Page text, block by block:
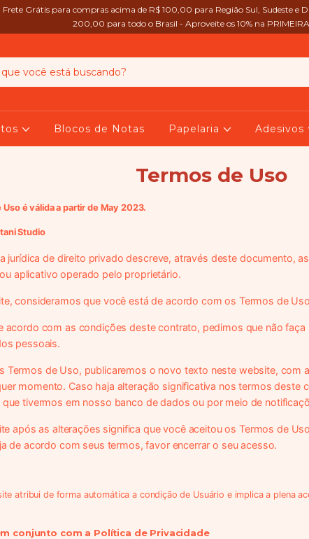
Frete Grátis para compras acima de R$ 100,00 para Região Sul, Sudeste e
200,00 para todo o Brasil - Aproveite os 10% na
Blocos de Notas Papelaria Adesivos
Termos de Uso
é válida a partir de May 2023.
Studio
jurídica de direito privado descreve, através deste documento,
aplicativo operado pelo proprietário.
consideramos que você está de acordo com os Termos de
acordo com as condições deste contrato, pedimos que não
pessoais.
Termos de Uso, publicaremos o novo texto neste website, com
momento. Caso haja alteração significativa nos termos
tivermos em nosso banco de dados ou por meio de
após as alterações significa que você aceitou os Termos de
de acordo com seus termos, favor encerrar o seu acesso.
atribui de forma automática a condição de Usuário e implica a plena
conjunto com a Política de Privacidade